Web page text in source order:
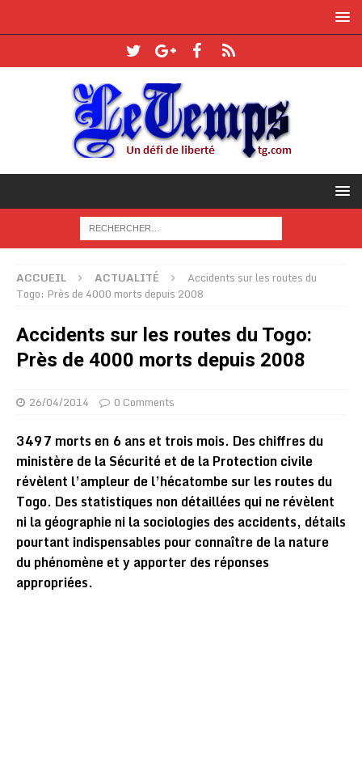
ACCUEIL ACTUALITÉ
Accidents sur les routes du
Togo: Près de 4000 morts depuis 2008
Accidents sur les routes du Togo:
Près de 4000 morts depuis 2008
26/04/2014 0 Comments
3497 morts en 6 ans et trois mois. Des chiffres du
ministère de la Sécurité et de la Protection civile
révèlent l’ampleur de l’hécatombe sur les routes du
Togo. Des statistiques non détaillées qui ne révèlent
ni la géographie ni la sociologies des accidents, détails
pourtant indispensables pour connaître de la nature
du phénomène et y apporter des réponses
appropriées.